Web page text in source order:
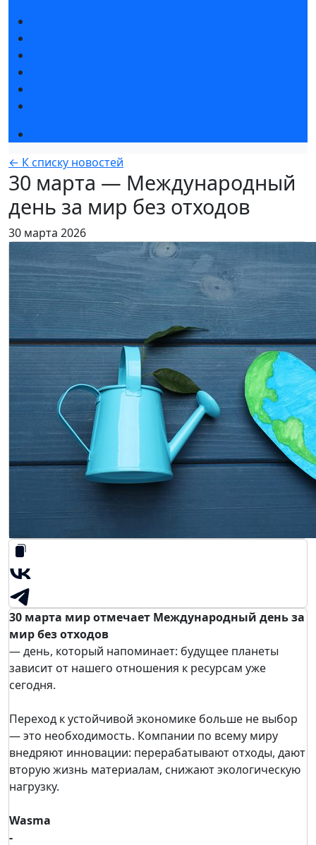
← К списку новостей
30 марта — Международный
день за мир без отходов
30 марта 2026
30 марта мир отмечает Международный день за
мир без отходов
— день, который напоминает: будущее планеты
зависит от нашего отношения к ресурсам уже
сегодня.
Переход к устойчивой экономике больше не выбор
— это необходимость. Компании по всему миру
внедряют инновации: перерабатывают отходы, дают
вторую жизнь материалам, снижают экологическую
нагрузку.
Wasma
‑